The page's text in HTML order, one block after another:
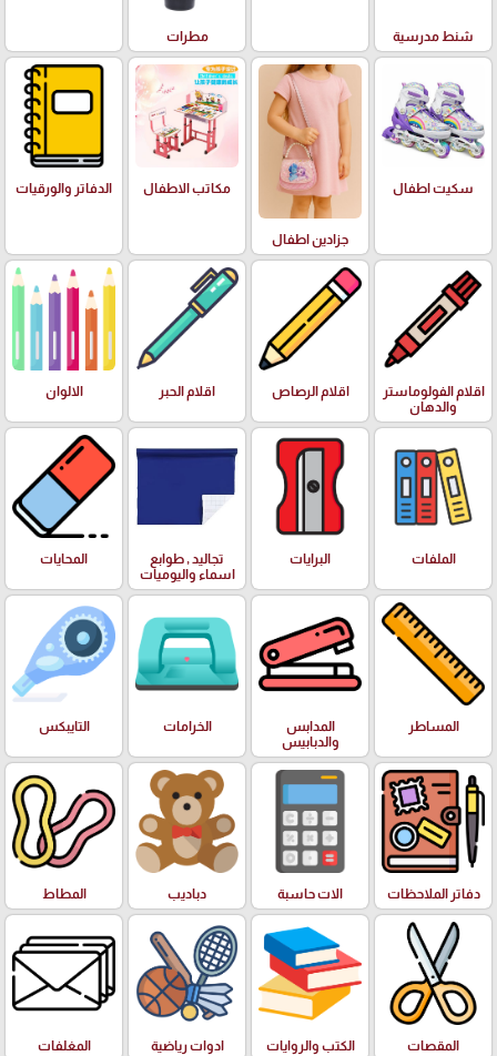
شنط مدرسية مطرات
سكيت اطفال
جزادين اطفال
مكاتب الاطفال الدفاتر والورقيات
اقلام الفولوماستر
والدهان
اقلام الرصاص اقلام الحبر الالوان
الملفات البرايات
تجاليد , طوابع
اسماء واليوميات
المحايات
المساطر
المدابس
والدبابيس
الخرامات التايبكس
دفاتر الملاحظات الات حاسبة دباديب المطاط
المقصات الكتب والروايات ادوات رياضية المغلفات